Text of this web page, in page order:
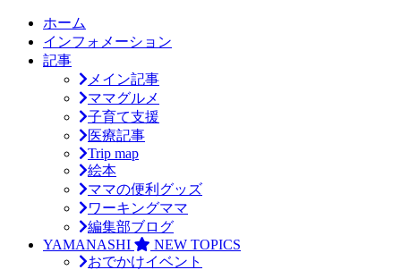
ホーム
インフォメーション
記事
メイン記事
ママグルメ
子育て支援
医療記事
Trip map
絵本
ママの便利グッズ
ワーキングママ
編集部ブログ
YAMANASHI
NEW TOPICS
おでかけイベント